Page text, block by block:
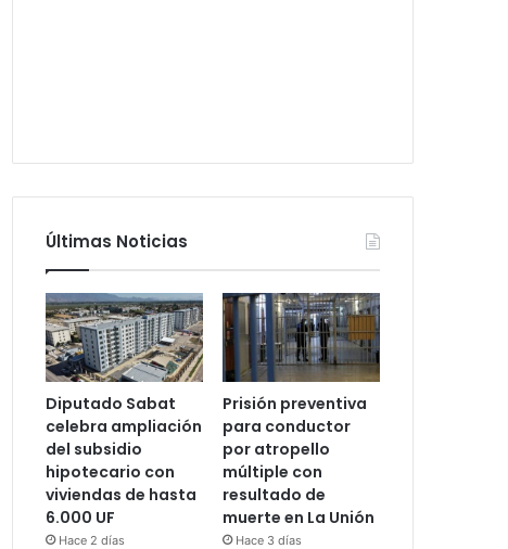
Últimas Noticias
Diputado Sabat
celebra ampliación
del subsidio
hipotecario con
viviendas de hasta
6.000 UF
Hace 2 días
Prisión preventiva
para conductor
por atropello
múltiple con
resultado de
muerte en La Unión
Hace 3 días